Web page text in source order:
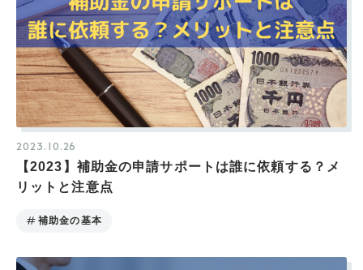
2023.10.26
【2023】補助金の申請サポートは誰に依頼する？メ
リットと注意点
補助金の基本